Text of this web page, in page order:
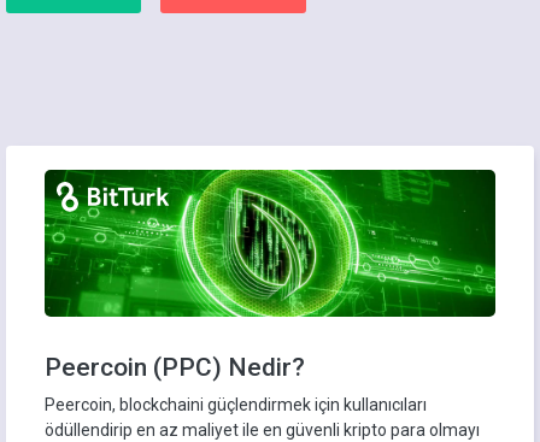
Peercoin (PPC) Nedir?
Peercoin, blockchaini güçlendirmek için kullanıcıları
ödüllendirip en az maliyet ile en güvenli kripto para olmayı